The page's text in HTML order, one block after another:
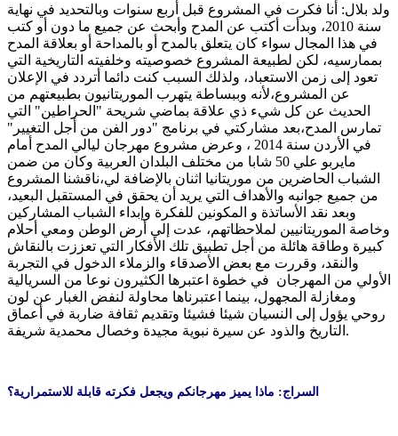
ولد بلال: أنا فكرت في المشروع قبل أربع سنوات وبالتحديد في نهاية
سنة 2010، وبدأت أكتب عن المدح وأبحث عن جميع ما دون أو كتب
في هذا المجال سواء كان يتعلق بالمدح أو بالمداحة أو بعلاقة المدح
بممارسيه، لكن لطبيعة المشروع خصوصيته وخلفيته التاريخية التي
تعود إلى زمن الاستعباد، ولذلك السبب كنت دائما أتردد في الإعلان
عن المشروع،لأنه وببساطة يتهرب الموريتانيون بطبيعتهم من
الحديث عن كل شيء ذي علاقة بماضي شريحة "الحراطين" التي
تمارس المدح،بعد مشاركتي في برنامج "دور الفن من أجل التغيير"
في الأردن سنة 2014 ، وعرض مشروع مهرجان ليالي المدح أمام
مايربو علي 50 شابا من مختلف البلدان العربية وكان من ضمن
الشباب الحاضرين من موريتانيا اثنان بالإضافة لي،ناقشنا المشروع
من جميع جوانبه والأهداف التي يريد أن يحقق في المستقبل البعيد،
وبعد نقد الأساتذة و المكونين للفكرة وإبداء الشباب المشاركين
وخاصة الموريتانيين لملاحظاتهم، عدت إلي أرض الوطن ومعي أحلام
كبيرة وطاقة هائلة من أجل تطبيق تلك الأفكار التي تعززت بالنقاش
والنقد، وقررت مع بعض الأصدقاء والزملاء الدخول في التجربة
الأولي من المهرجان في خطوة اعتبرها الكثيرون نوعا من السريالية
ومغازلة المجهول، بينما اعتبرناها محاولة لنفض الغبار عن لون
روحي يؤول إلى النسيان شيئا فشيئا وتقديم ثقافة ضاربة في أعماق
التاريخ والذود عن سيرة نبوية مجيدة وخصال محمدية شريفة.
السراج: ماذا يميز مهرجانكم ويجعل فكرته قابلة للاستمرارية؟